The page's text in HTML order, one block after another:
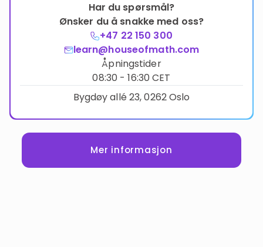
Har du spørsmål?
Ønsker du å snakke med oss?
+47 22 150 300
learn@houseofmath.com
Åpningstider
08:30 - 16:30 CET
Bygdøy allé 23, 0262 Oslo
Mer informasjon